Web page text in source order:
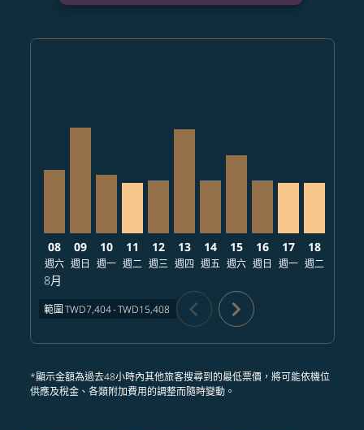
08
週六
8月
09
週日
10
週一
11
週二
12
週三
13
週四
14
週五
15
週六
16
週日
17
週一
18
週二
範圍TWD7,404-TWD15,408 chevron_left chevron_right
*顯示金額為過去48小時內其他旅客搜尋到的最低票價，將可能依機位
供應及稅金、各類附加費用的調整而隨時變動。